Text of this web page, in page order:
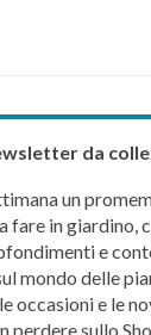
da
un
fare in giardino,
e
mondo delle
occasioni e le
perdere sullo